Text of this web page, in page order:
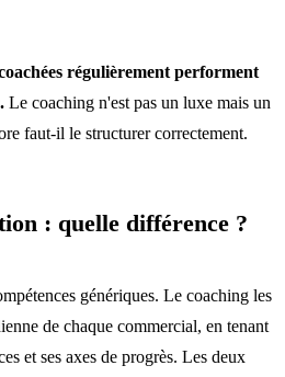
régulièrement performent
Le coaching n'est pas un luxe mais un
faut-il le structurer correctement.
: quelle différence ?
génériques. Le coaching les
de chaque commercial, en tenant
et ses axes de progrès. Les deux